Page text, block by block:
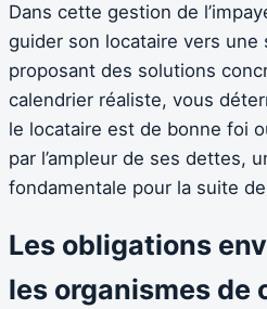
Dans cette gestion de
guider son locataire vers une
proposant des solutions
calendrier réaliste, vous
le locataire est de bonne foi
par l’ampleur de ses dettes,
fondamentale pour la suite
Les obligations
les organismes de